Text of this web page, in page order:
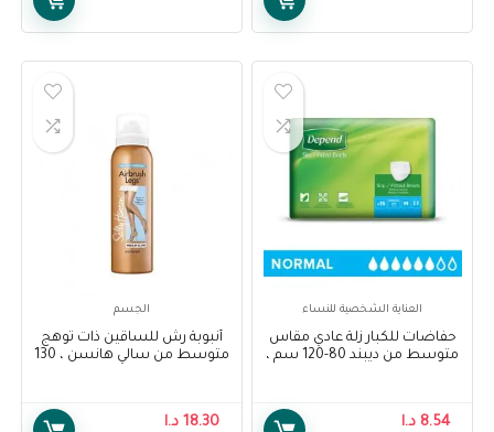
العناية الشخصية للنساء
حفاضات للكبار زلة عادي مقاس
متوسط من ديبند 80-120 سم ،
8.54 د.ا
الجسم
أنبوبة رش للساقين ذات توهج
متوسط من سالي هانسن ، 130
18.30 د.ا